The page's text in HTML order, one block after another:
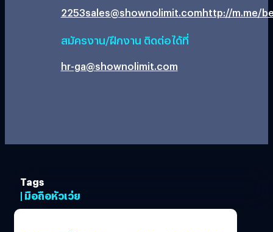
2253sales@shownolimit.comhttp://m.me/
สมัครงาน/ฝึกงาน ติดต่อได้ที่
hr-ga@shownolimit.com
Tags
| มือถือหัวเว่ย